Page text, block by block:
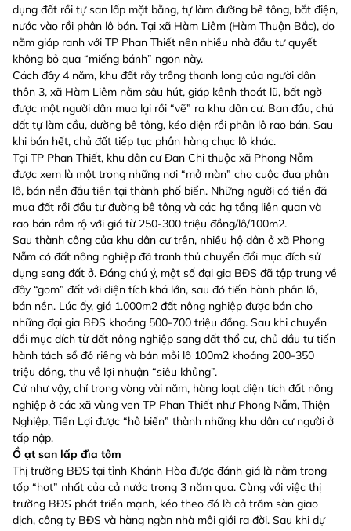
dụng đất rồi tự san lấp mặt bằng, tự làm đường bê tông, bắt điện,
nước vào rồi phân lô bán. Tại xã Hàm Liêm (Hàm Thuận Bắc), do
nằm giáp ranh với TP Phan Thiết nên nhiều nhà đầu tư quyết
không bỏ qua “miếng bánh” ngon này.
Cách đây 4 năm, khu đất rẫy trồng thanh long của người dân
thôn 3, xã Hàm Liêm nằm sâu hút, giáp kênh thoát lũ, bất ngờ
được một người dân mua lại rồi “vẽ” ra khu dân cư. Ban đầu, chủ
đất tự làm cầu, đường bê tông, kéo điện rồi phân lô rao bán. Sau
khi bán hết, chủ đất tiếp tục phân hàng chục lô khác.
Tại TP Phan Thiết, khu dân cư Đan Chi thuộc xã Phong Nẫm
được xem là một trong những nơi “mở màn” cho cuộc đua phân
lô, bán nền đầu tiên tại thành phố biển. Những người có tiền đã
mua đất rồi đầu tư đường bê tông và các hạ tầng liên quan và
rao bán rầm rộ với giá từ 250-300 triệu đồng/lô/100m2.
Sau thành công của khu dân cư trên, nhiều hộ dân ở xã Phong
Nẫm có đất nông nghiệp đã tranh thủ chuyển đổi mục đích sử
dụng sang đất ở. Đáng chú ý, một số đại gia BĐS đã tập trung về
đây “gom” đất với diện tích khá lớn, sau đó tiến hành phân lô,
bán nền. Lúc ấy, giá 1.000m2 đất nông nghiệp được bán cho
những đại gia BĐS khoảng 500-700 triệu đồng. Sau khi chuyển
đổi mục đích từ đất nông nghiệp sang đất thổ cư, chủ đầu tư tiến
hành tách sổ đỏ riêng và bán mỗi lô 100m2 khoảng 200-350
triệu đồng, thu về lợi nhuận “siêu khủng”.
Cứ như vậy, chỉ trong vòng vài năm, hàng loạt diện tích đất nông
nghiệp ở các xã vùng ven TP Phan Thiết như Phong Nẫm, Thiện
Nghiệp, Tiến Lợi được “hô biến” thành những khu dân cư người ở
tấp nập.
Ồ ạt san lấp đìa tôm
Thị trường BĐS tại tỉnh Khánh Hòa được đánh giá là nằm trong
tốp “hot” nhất của cả nước trong 3 năm qua. Cùng với việc thị
trường BĐS phát triển mạnh, kéo theo đó là cả trăm sàn giao
dịch, công ty BĐS và hàng ngàn nhà môi giới ra đời. Sau khi dự